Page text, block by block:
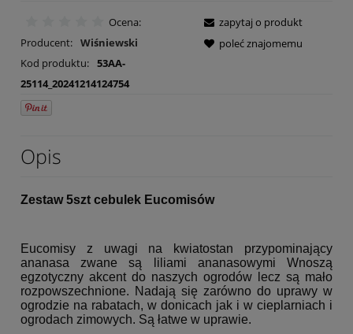
Ocena:
Producent: Wiśniewski
Kod produktu: 53AA-
25114_20241214124754
zapytaj o produkt
poleć znajomemu
Opis
Zestaw 5szt cebulek Eucomisów
Eucomisy z uwagi na kwiatostan przypominający
ananasa zwane są liliami ananasowymi Wnoszą
egzotyczny akcent do naszych ogrodów lecz są mało
rozpowszechnione. Nadają się zarówno do uprawy w
ogrodzie na rabatach, w donicach jak i w cieplarniach i
ogrodach zimowych. Są łatwe w uprawie.